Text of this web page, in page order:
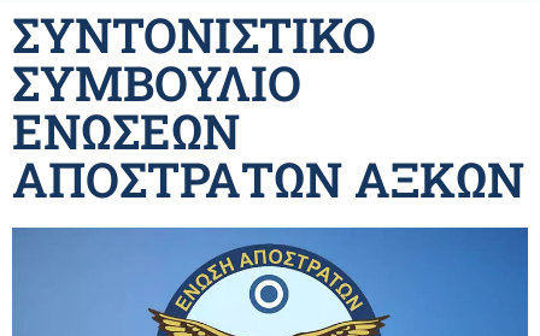
ΣΥΝΤΟΝΙΣΤΙΚΟ
ΣΥΜΒΟΥΛΙΟ
ΕΝΩΣΕΩΝ
ΑΠΟΣΤΡΑΤΩΝ ΑΞΚΩΝ